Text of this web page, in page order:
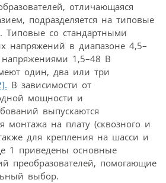
отличающаяся
подразделяется на типовые
Типовые со стандартными
напряжений в диапазоне 4,5–
1,5–48 В
один, два или три
В зависимости от
мощности и
выпускаются
монтажа на плату (сквозного и
для крепления на шасси и
1 приведены основные
преобразователей, помогающие
выбор.